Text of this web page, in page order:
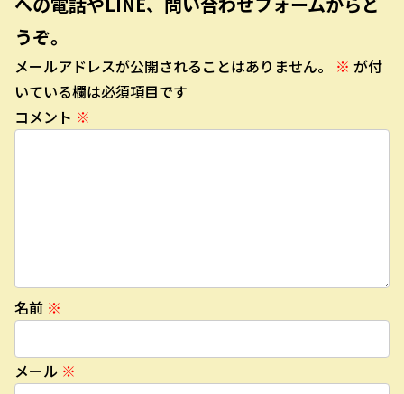
うぞ。
メールアドレスが公開されることはありません。 ※ が付
いている欄は必須項目です
コメント ※
名前 ※
メール ※